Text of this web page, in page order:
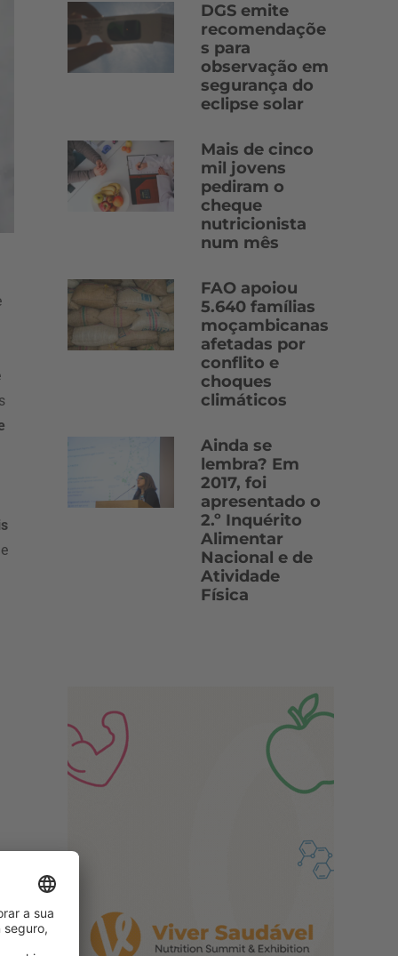
DGS emite
recomendaçõe
s para
observação em
segurança do
eclipse solar
Mais de cinco
mil jovens
pediram o
cheque
nutricionista
num mês
FAO apoiou
5.640 famílias
moçambicanas
afetadas por
conflito e
choques
climáticos
Ainda se
lembra? Em
2017, foi
apresentado o
2.º Inquérito
Alimentar
Nacional e de
Atividade
Física